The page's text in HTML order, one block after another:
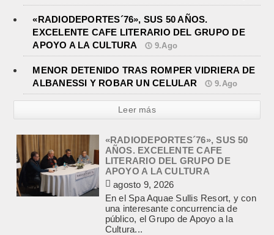
«RADIODEPORTES´76», SUS 50 AÑOS.
EXCELENTE CAFE LITERARIO DEL GRUPO DE
APOYO A LA CULTURA
9.Ago
MENOR DETENIDO TRAS ROMPER VIDRIERA DE
ALBANESSI Y ROBAR UN CELULAR
9.Ago
Leer más
«RADIODEPORTES´76», SUS 50
AÑOS. EXCELENTE CAFE
LITERARIO DEL GRUPO DE
APOYO A LA CULTURA
agosto 9, 2026
En el Spa Aquae Sullis Resort, y con
una interesante concurrencia de
público, el Grupo de Apoyo a la
Cultura...